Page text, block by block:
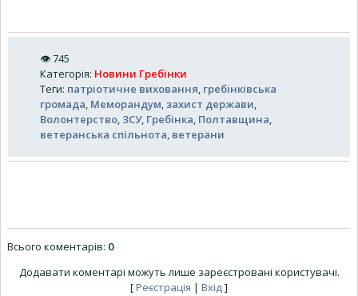
👁745
Категорія: Новини Гребінки
Теги: патріотичне виховання гребінківська
громада Меморандум захист держави
Волонтерство ЗСУ, Гребінка Полтавщина
ветеранська спільнота ветерани
Всього коментарів: 0
Додавати коментарі можуть лише зареєстровані користувачі.
[Реєстрація | Вхід ]